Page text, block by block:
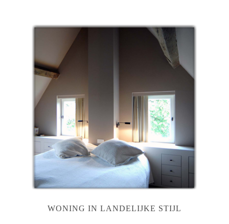
WONING IN LANDELIJKE STIJL